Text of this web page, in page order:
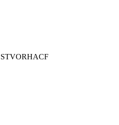
STVORHACF